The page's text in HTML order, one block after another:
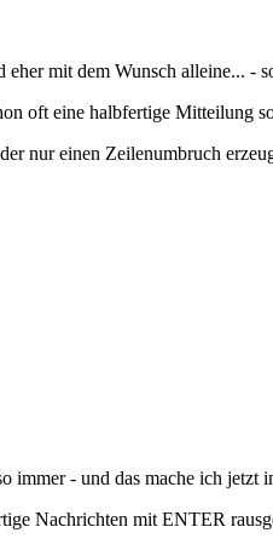
mit dem Wunsch alleine... -
oft eine halbfertige Mitteilung
nur einen Zeilenumbruch
immer - und das mache ich jetzt
Nachrichten mit ENTER